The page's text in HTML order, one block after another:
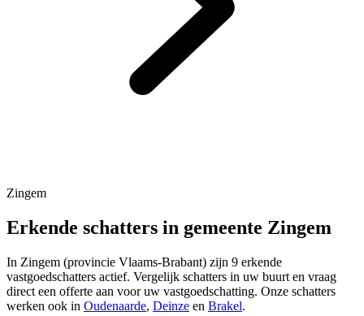
Zingem
Erkende schatters in gemeente Zingem
In Zingem (provincie Vlaams-Brabant) zijn 9 erkende
vastgoedschatters actief. Vergelijk schatters in uw buurt en vraag
direct een offerte aan voor uw vastgoedschatting. Onze schatters
werken ook in Oudenaarde, Deinze en Brakel.